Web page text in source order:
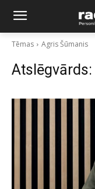
Tēmas Agris Šūmanis
Atslēgvārds: